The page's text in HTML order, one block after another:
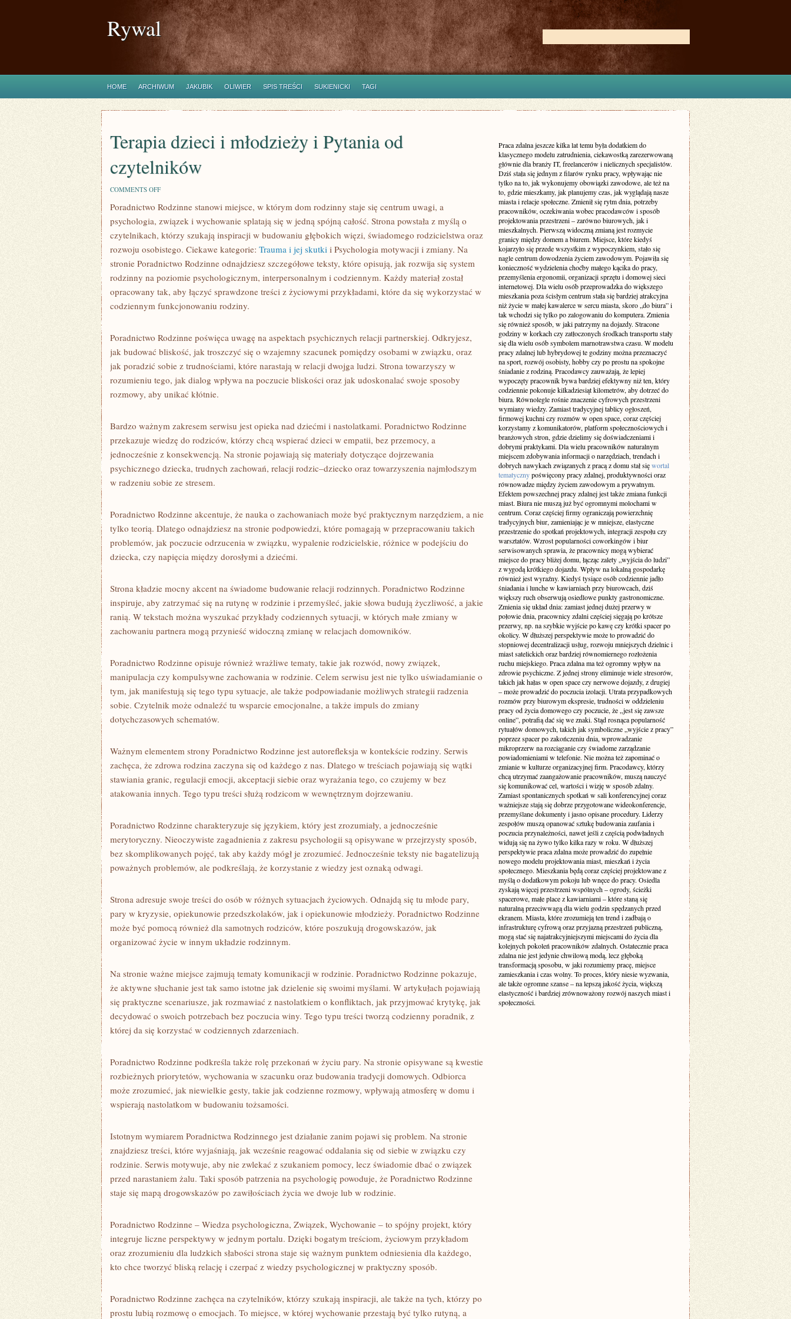
Rywal
HOME ARCHIWUM JAKUBIK OLIWIER SPIS TREŚCI SUKIENICKI TAGI
Terapia dzieci i młodzieży i Pytania od
czytelników
COMMENTS OFFON
DZIECI
MŁODZIEŻY
I
PYTANIA
OD
CZYTELNIKÓW
Poradnictwo Rodzinne stanowi miejsce, w którym dom rodzinny staje się centrum uwagi, a
psychologia, związek i wychowanie splatają się w jedną spójną całość. Strona powstała z myślą o
czytelnikach, którzy szukają inspiracji w budowaniu głębokich więzi, świadomego rodzicielstwa oraz
rozwoju osobistego. Ciekawe kategorie: Trauma i jej skutki i Psychologia motywacji i zmiany. Na
stronie Poradnictwo Rodzinne odnajdziesz szczegółowe teksty, które opisują, jak rozwija się system
rodzinny na poziomie psychologicznym, interpersonalnym i codziennym. Każdy materiał został
opracowany tak, aby łączyć sprawdzone treści z życiowymi przykładami, które da się wykorzystać w
codziennym funkcjonowaniu rodziny.
Poradnictwo Rodzinne poświęca uwagę na aspektach psychicznych relacji partnerskiej. Odkryjesz,
jak budować bliskość, jak troszczyć się o wzajemny szacunek pomiędzy osobami w związku, oraz
jak poradzić sobie z trudnościami, które narastają w relacji dwojga ludzi. Strona towarzyszy w
rozumieniu tego, jak dialog wpływa na poczucie bliskości oraz jak udoskonalać swoje sposoby
rozmowy, aby unikać kłótnie.
Bardzo ważnym zakresem serwisu jest opieka nad dziećmi i nastolatkami. Poradnictwo Rodzinne
przekazuje wiedzę do rodziców, którzy chcą wspierać dzieci w empatii, bez przemocy, a
jednocześnie z konsekwencją. Na stronie pojawiają się materiały dotyczące dojrzewania
psychicznego dziecka, trudnych zachowań, relacji rodzic–dziecko oraz towarzyszenia najmłodszym
w radzeniu sobie ze stresem.
Poradnictwo Rodzinne akcentuje, że nauka o zachowaniach może być praktycznym narzędziem, a nie
tylko teorią. Dlatego odnajdziesz na stronie podpowiedzi, które pomagają w przepracowaniu takich
problemów, jak poczucie odrzucenia w związku, wypalenie rodzicielskie, różnice w podejściu do
dziecka, czy napięcia między dorosłymi a dziećmi.
Strona kładzie mocny akcent na świadome budowanie relacji rodzinnych. Poradnictwo Rodzinne
inspiruje, aby zatrzymać się na rutynę w rodzinie i przemyśleć, jakie słowa budują życzliwość, a jakie
ranią. W tekstach można wyszukać przykłady codziennych sytuacji, w których małe zmiany w
zachowaniu partnera mogą przynieść widoczną zmianę w relacjach domowników.
Poradnictwo Rodzinne opisuje również wrażliwe tematy, takie jak rozwód, nowy związek,
manipulacja czy kompulsywne zachowania w rodzinie. Celem serwisu jest nie tylko uświadamianie o
tym, jak manifestują się tego typu sytuacje, ale także podpowiadanie możliwych strategii radzenia
sobie. Czytelnik może odnaleźć tu wsparcie emocjonalne, a także impuls do zmiany
dotychczasowych schematów.
Ważnym elementem strony Poradnictwo Rodzinne jest autorefleksja w kontekście rodziny. Serwis
zachęca, że zdrowa rodzina zaczyna się od każdego z nas. Dlatego w treściach pojawiają się wątki
stawiania granic, regulacji emocji, akceptacji siebie oraz wyrażania tego, co czujemy w bez
atakowania innych. Tego typu treści służą rodzicom w wewnętrznym dojrzewaniu.
Poradnictwo Rodzinne charakteryzuje się językiem, który jest zrozumiały, a jednocześnie
merytoryczny. Nieoczywiste zagadnienia z zakresu psychologii są opisywane w przejrzysty sposób,
bez skomplikowanych pojęć, tak aby każdy mógł je zrozumieć. Jednocześnie teksty nie bagatelizują
poważnych problemów, ale podkreślają, że korzystanie z wiedzy jest oznaką odwagi.
Strona adresuje swoje treści do osób w różnych sytuacjach życiowych. Odnajdą się tu młode pary,
pary w kryzysie, opiekunowie przedszkolaków, jak i opiekunowie młodzieży. Poradnictwo Rodzinne
może być pomocą również dla samotnych rodziców, które poszukują drogowskazów, jak
organizować życie w innym układzie rodzinnym.
Na stronie ważne miejsce zajmują tematy komunikacji w rodzinie. Poradnictwo Rodzinne pokazuje,
że aktywne słuchanie jest tak samo istotne jak dzielenie się swoimi myślami. W artykułach pojawiają
się praktyczne scenariusze, jak rozmawiać z nastolatkiem o konfliktach, jak przyjmować krytykę, jak
decydować o swoich potrzebach bez poczucia winy. Tego typu treści tworzą codzienny poradnik, z
której da się korzystać w codziennych zdarzeniach.
Poradnictwo Rodzinne podkreśla także rolę przekonań w życiu pary. Na stronie opisywane są kwestie
rozbieżnych priorytetów, wychowania w szacunku oraz budowania tradycji domowych. Odbiorca
może zrozumieć, jak niewielkie gesty, takie jak codzienne rozmowy, wpływają atmosferę w domu i
wspierają nastolatkom w budowaniu tożsamości.
Istotnym wymiarem Poradnictwa Rodzinnego jest działanie zanim pojawi się problem. Na stronie
znajdziesz treści, które wyjaśniają, jak wcześnie reagować oddalania się od siebie w związku czy
rodzinie. Serwis motywuje, aby nie zwlekać z szukaniem pomocy, lecz świadomie dbać o związek
przed narastaniem żalu. Taki sposób patrzenia na psychologię powoduje, że Poradnictwo Rodzinne
staje się mapą drogowskazów po zawiłościach życia we dwoje lub w rodzinie.
Poradnictwo Rodzinne – Wiedza psychologiczna, Związek, Wychowanie – to spójny projekt, który
integruje liczne perspektywy w jednym portalu. Dzięki bogatym treściom, życiowym przykładom
oraz zrozumieniu dla ludzkich słabości strona staje się ważnym punktem odniesienia dla każdego,
kto chce tworzyć bliską relację i czerpać z wiedzy psychologicznej w praktyczny sposób.
Poradnictwo Rodzinne zachęca na czytelników, którzy szukają inspiracji, ale także na tych, którzy po
prostu lubią rozmowę o emocjach. To miejsce, w której wychowanie przestają być tylko rutyną, a
Praca zdalna jeszcze kilka lat temu była dodatkiem do
klasycznego modelu zatrudnienia, ciekawostką zarezerwowaną
głównie dla branży IT, freelancerów i nielicznych specjalistów.
Dziś stała się jednym z filarów rynku pracy, wpływając nie
tylko na to, jak wykonujemy obowiązki zawodowe, ale też na
to, gdzie mieszkamy, jak planujemy czas, jak wyglądają nasze
miasta i relacje społeczne. Zmienił się rytm dnia, potrzeby
pracowników, oczekiwania wobec pracodawców i sposób
projektowania przestrzeni – zarówno biurowych, jak i
mieszkalnych. Pierwszą widoczną zmianą jest rozmycie
granicy między domem a biurem. Miejsce, które kiedyś
kojarzyło się przede wszystkim z wypoczynkiem, stało się
nagle centrum dowodzenia życiem zawodowym. Pojawiła się
konieczność wydzielenia choćby małego kącika do pracy,
przemyślenia ergonomii, organizacji sprzętu i domowej sieci
internetowej. Dla wielu osób przeprowadzka do większego
mieszkania poza ścisłym centrum stała się bardziej atrakcyjna
niż życie w małej kawalerce w sercu miasta, skoro „do biura” i
tak wchodzi się tylko po zalogowaniu do komputera. Zmienia
się również sposób, w jaki patrzymy na dojazdy. Stracone
godziny w korkach czy zatłoczonych środkach transportu stały
się dla wielu osób symbolem marnotrawstwa czasu. W modelu
pracy zdalnej lub hybrydowej te godziny można przeznaczyć
na sport, rozwój osobisty, hobby czy po prostu na spokojne
śniadanie z rodziną. Pracodawcy zauważają, że lepiej
wypoczęty pracownik bywa bardziej efektywny niż ten, który
codziennie pokonuje kilkadziesiąt kilometrów, aby dotrzeć do
biura. Równolegle rośnie znaczenie cyfrowych przestrzeni
wymiany wiedzy. Zamiast tradycyjnej tablicy ogłoszeń,
firmowej kuchni czy rozmów w open space, coraz częściej
korzystamy z komunikatorów, platform społecznościowych i
branżowych stron, gdzie dzielimy się doświadczeniami i
dobrymi praktykami. Dla wielu pracowników naturalnym
miejscem zdobywania informacji o narzędziach, trendach i
dobrych nawykach związanych z pracą z domu stał sięwortal
tematycznypoświęcony pracy zdalnej, produktywności oraz
równowadze między życiem zawodowym a prywatnym.
Efektem powszechnej pracy zdalnej jest także zmiana funkcji
miast. Biura nie muszą już być ogromnymi molochami w
centrum. Coraz częściej firmy ograniczają powierzchnię
tradycyjnych biur, zamieniając je w mniejsze, elastyczne
przestrzenie do spotkań projektowych, integracji zespołu czy
warsztatów. Wzrost popularności coworkingów i biur
serwisowanych sprawia, że pracownicy mogą wybierać
miejsce do pracy bliżej domu, łącząc zalety „wyjścia do ludzi”
z wygodą krótkiego dojazdu. Wpływ na lokalną gospodarkę
również jest wyraźny. Kiedyś tysiące osób codziennie jadło
śniadania i lunche w kawiarniach przy biurowcach, dziś
większy ruch obserwują osiedlowe punkty gastronomiczne.
Zmienia się układ dnia: zamiast jednej dużej przerwy w
połowie dnia, pracownicy zdalni częściej sięgają po krótsze
przerwy, np. na szybkie wyjście po kawę czy krótki spacer po
okolicy. W dłuższej perspektywie może to prowadzić do
stopniowej decentralizacji usług, rozwoju mniejszych dzielnic i
miast satelickich oraz bardziej równomiernego rozłożenia
ruchu miejskiego. Praca zdalna ma też ogromny wpływ na
zdrowie psychiczne. Z jednej strony eliminuje wiele stresorów,
takich jak hałas w open space czy nerwowe dojazdy, z drugiej
– może prowadzić do poczucia izolacji. Utrata przypadkowych
rozmów przy biurowym ekspresie, trudności w oddzieleniu
pracy od życia domowego czy poczucie, że „jest się zawsze
online”, potrafią dać się we znaki. Stąd rosnąca popularność
rytuałów domowych, takich jak symboliczne „wyjście z pracy”
poprzez spacer po zakończeniu dnia, wprowadzanie
mikroprzerw na rozciąganie czy świadome zarządzanie
powiadomieniami w telefonie. Nie można też zapominać o
zmianie w kulturze organizacyjnej firm. Pracodawcy, którzy
chcą utrzymać zaangażowanie pracowników, muszą nauczyć
się komunikować cel, wartości i wizję w sposób zdalny.
Zamiast spontanicznych spotkań w sali konferencyjnej coraz
ważniejsze stają się dobrze przygotowane wideokonferencje,
przemyślane dokumenty i jasno opisane procedury. Liderzy
zespołów muszą opanować sztukę budowania zaufania i
poczucia przynależności, nawet jeśli z częścią podwładnych
widują się na żywo tylko kilka razy w roku. W dłuższej
perspektywie praca zdalna może prowadzić do zupełnie
nowego modelu projektowania miast, mieszkań i życia
społecznego. Mieszkania będą coraz częściej projektowane z
myślą o dodatkowym pokoju lub wnęce do pracy. Osiedla
zyskają więcej przestrzeni wspólnych – ogrody, ścieżki
spacerowe, małe place z kawiarniami – które staną się
naturalną przeciwwagą dla wielu godzin spędzanych przed
ekranem. Miasta, które zrozumieją ten trend i zadbają o
infrastrukturę cyfrową oraz przyjazną przestrzeń publiczną,
mogą stać się najatrakcyjniejszymi miejscami do życia dla
kolejnych pokoleń pracowników zdalnych. Ostatecznie praca
zdalna nie jest jedynie chwilową modą, lecz głęboką
transformacją sposobu, w jaki rozumiemy pracę, miejsce
zamieszkania i czas wolny. To proces, który niesie wyzwania,
ale także ogromne szanse – na lepszą jakość życia, większą
elastyczność i bardziej zrównoważony rozwój naszych miast i
społeczności.